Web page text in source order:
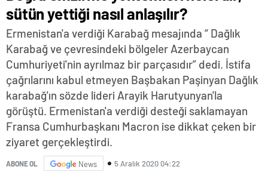
sütün yettiği nasıl anlaşılır?
Ermenistan'a verdiği Karabağ mesajında “ Dağlık
Karabağ ve çevresindeki bölgeler Azerbaycan
Cumhuriyeti'nin ayrılmaz bir parçasıdır” dedi. İstifa
çağrılarını kabul etmeyen Başbakan Paşinyan Dağlık
karabağ'ın sözde lideri Arayik Harutyunyan'la
görüştü. Ermenistan'a verdiği desteği saklamayan
Fransa Cumhurbaşkanı Macron ise dikkat çeken bir
ziyaret gerçekleştirdi.
ABONE OL News 5 Aralık 2020 04:22